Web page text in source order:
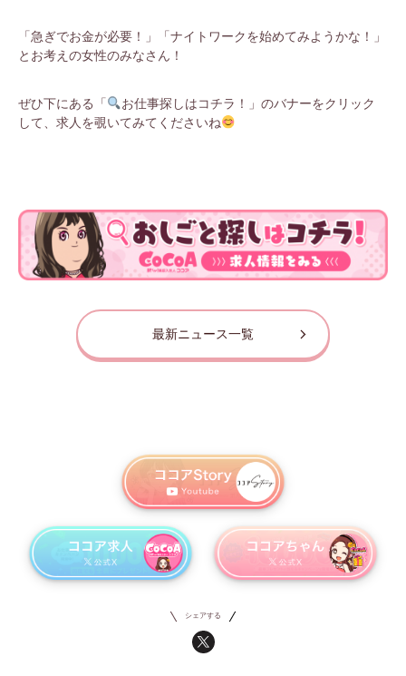
「急ぎでお金が必要！」「ナイトワークを始めてみようかな！」
とお考えの女性のみなさん！
ぜひ下にある「
お仕事探しはコチラ！」のバナーをクリック
して、求人を覗いてみてくださいね
最新ニュース一覧
シェアする